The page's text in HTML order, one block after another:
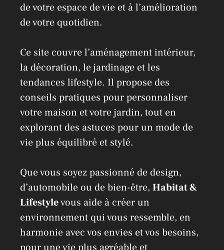
de votre espace de vie et à l’amélioration
de votre quotidien.
Ce site couvre l’aménagement intérieur,
la décoration, le jardinage et les
tendances lifestyle. Il propose des
conseils pratiques pour personnaliser
votre maison et votre jardin, tout en
explorant des astuces pour un mode de
vie plus équilibré et stylé.
Que vous soyez passionné de design,
d’automobile ou de bien-être, Habitat &
Lifestylevous aide à créer un
environnement qui vous ressemble, en
harmonie avec vos envies et vos besoins,